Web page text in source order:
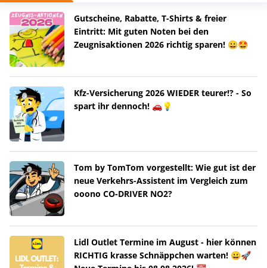
Gutscheine, Rabatte, T-Shirts & freier
Eintritt: Mit guten Noten bei den
Zeugnisaktionen 2026 richtig sparen! 😀🤩
Kfz-Versicherung 2026 WIEDER teurer!? - So
spart ihr dennoch! 🚗💡
Tom by TomTom vorgestellt: Wie gut ist der
neue Verkehrs-Assistent im Vergleich zum
ooono CO-DRIVER NO2?
Lidl Outlet Termine im August - hier können
RICHTIG krasse Schnäppchen warten! 😀🚀